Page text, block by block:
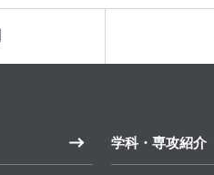
学科・専攻紹介